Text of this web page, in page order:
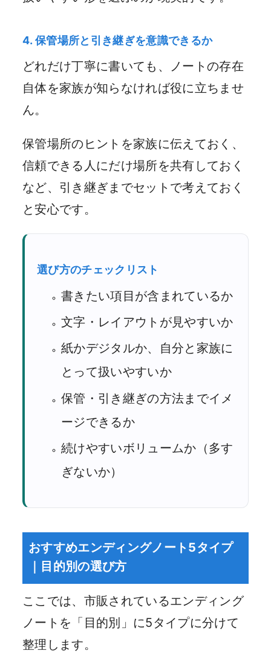
4. 保管場所と引き継ぎを意識できるか
どれだけ丁寧に書いても、ノートの存在
自体を家族が知らなければ役に立ちませ
ん。
保管場所のヒントを家族に伝えておく、
信頼できる人にだけ場所を共有しておく
など、引き継ぎまでセットで考えておく
と安心です。
選び方のチェックリスト
書きたい項目が含まれているか
文字・レイアウトが見やすいか
紙かデジタルか、自分と家族に
とって扱いやすいか
保管・引き継ぎの方法までイメ
ージできるか
続けやすいボリュームか（多す
ぎないか）
おすすめエンディングノート5タイプ
｜目的別の選び方
ここでは、市販されているエンディング
ノートを「目的別」に5タイプに分けて
整理します。